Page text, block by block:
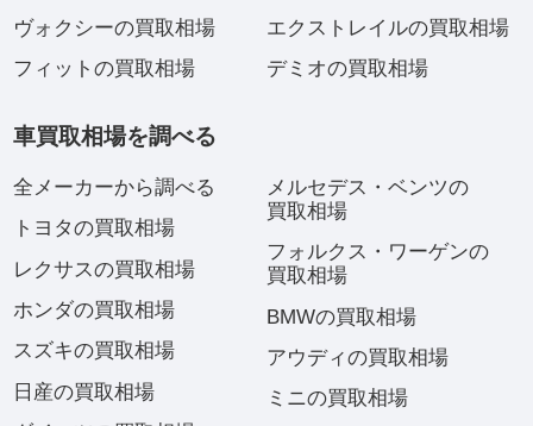
ヴォクシーの買取相場
フィットの買取相場
エクストレイルの買取相場
デミオの買取相場
車買取相場を調べる
全メーカーから調べる
トヨタの買取相場
レクサスの買取相場
ホンダの買取相場
スズキの買取相場
日産の買取相場
メルセデス・ベンツの
買取相場
フォルクス・ワーゲンの
買取相場
BMWの買取相場
アウディの買取相場
ミニの買取相場